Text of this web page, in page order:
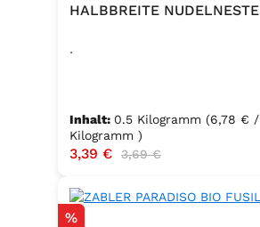
HALBBREITE
.
Inhalt: 0.5 Kilogramm (6,78 € /
Kilogramm )
Verkaufspreis:
3,39 € Regulärer Preis:
3,69 €
Rabatt
%